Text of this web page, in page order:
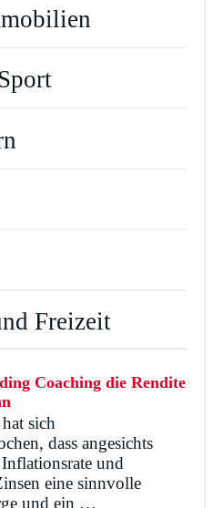
Freizeit
Coaching die Rendite
sich
dass angesichts
und
eine sinnvolle
und ein …